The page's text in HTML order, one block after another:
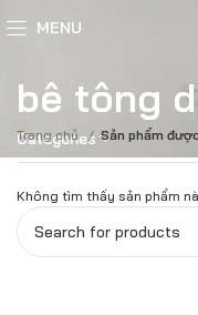
MENU
bê tông
Categories
Trang chủ Sản phẩm
Không tìm thấy sản phẩm